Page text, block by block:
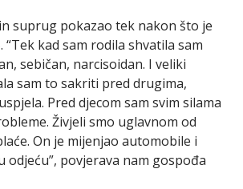
suprug pokazao tek nakon što je
kad sam rodila shvatila sam
sebičan, narcisoidan. I veliki
sam to sakriti pred drugima,
Pred djecom sam svim silama
Živjeli smo uglavnom od
On je mijenjao automobile i
odjeću”, povjerava nam gospođa